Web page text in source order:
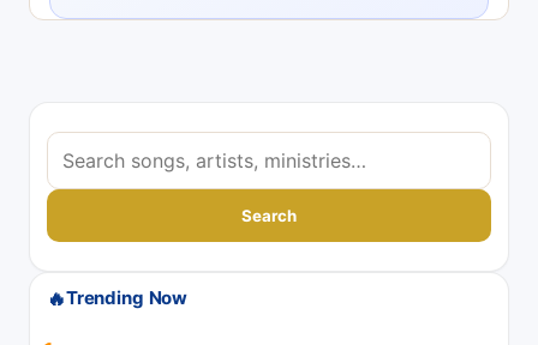
S
e
a
r
h
Search
🔥Trending Now